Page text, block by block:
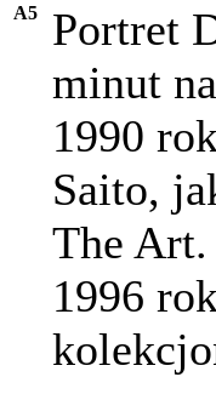
A5
Portret
minut
1990
Saito,
The Art.
1996